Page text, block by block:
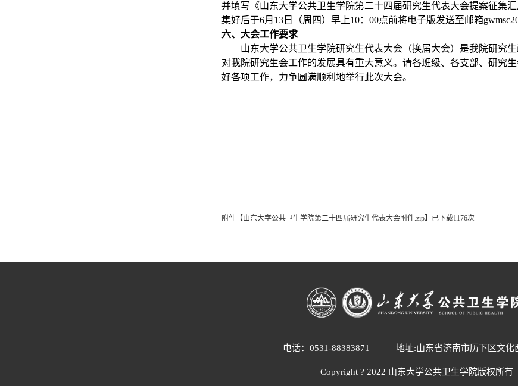
并填写《山东大学公共卫生学院第二十四届研究生代表大会提案征集
集好后于6月 13 日（周四）早上10： 00点前将电子版发送至邮箱
六、大会工作要求
山东大学公共卫生学院研究生代表大会（换届大会）是我院研究
对我院研究生会工作的发展具有重大意义。请各班级、各支部、研究
好各项工作，力争圆满顺利地举行此次大会。
附件【山东大学公共卫生学院第二十四届研究生代表大会附件.zip】 已下载1176次
电话：0531-88383871 地址:山东省济南市历下区文化
Copyright ? 2022 山东大学公共卫生学院版权所有